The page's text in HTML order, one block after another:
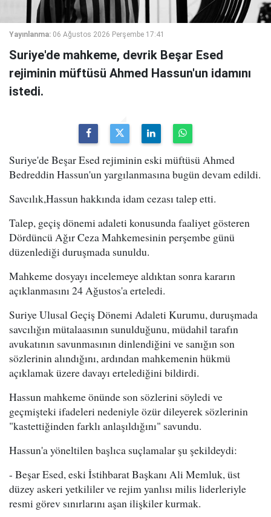
Yayınlanma: 06 Ağustos 2026 Perşembe 17:41
Suriye'de mahkeme, devrik Beşar Esed
rejiminin müftüsü Ahmed Hassun'un idamını
istedi.
Suriye'de Beşar Esed rejiminin eski müftüsü Ahmed
Bedreddin Hassun'un yargılanmasına bugün devam edildi.
Savcılık,Hassun hakkında idam cezası talep etti.
Talep, geçiş dönemi adaleti konusunda faaliyet gösteren
Dördüncü Ağır Ceza Mahkemesinin perşembe günü
düzenlediği duruşmada sunuldu.
Mahkeme dosyayı incelemeye aldıktan sonra kararın
açıklanmasını 24 Ağustos'a erteledi.
Suriye Ulusal Geçiş Dönemi Adaleti Kurumu, duruşmada
savcılığın mütalaasının sunulduğunu, müdahil tarafın
avukatının savunmasının dinlendiğini ve sanığın son
sözlerinin alındığını, ardından mahkemenin hükmü
açıklamak üzere davayı ertelediğini bildirdi.
Hassun mahkeme önünde son sözlerini söyledi ve
geçmişteki ifadeleri nedeniyle özür dileyerek sözlerinin
"kastettiğinden farklı anlaşıldığını" savundu.
Hassun'a yöneltilen başlıca suçlamalar şu şekildeydi:
- Beşar Esed, eski İstihbarat Başkanı Ali Memluk, üst
düzey askeri yetkililer ve rejim yanlısı milis liderleriyle
resmi görev sınırlarını aşan ilişkiler kurmak.